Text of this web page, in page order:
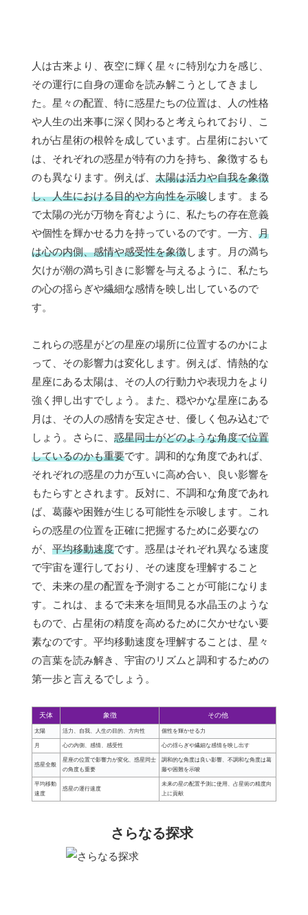
人は古来より、夜空に輝く星々に特別な力を感じ、
その運行に自身の運命を読み解こうとしてきまし
た。星々の配置、特に惑星たちの位置は、人の性格
や人生の出来事に深く関わると考えられており、こ
れが占星術の根幹を成しています。占星術において
は、それぞれの惑星が特有の力を持ち、象徴するも
のも異なります。例えば、 太陽は活力や自我を象徴
し、人生における目的や方向性を示唆します。まる
で太陽の光が万物を育むように、私たちの存在意義
や個性を輝かせる力を持っているのです。一方、 月
は心の内側、感情や感受性を象徴します。月の満ち
欠けが潮の満ち引きに影響を与えるように、私たち
の心の揺らぎや繊細な感情を映し出しているので
す。
これらの惑星がどの星座の場所に位置するのかによ
って、その影響力は変化します。例えば、情熱的な
星座にある太陽は、その人の行動力や表現力をより
強く押し出すでしょう。また、穏やかな星座にある
月は、その人の感情を安定させ、優しく包み込むで
しょう。さらに、 惑星同士がどのような角度で位置
しているのかも重要です。調和的な角度であれば、
それぞれの惑星の力が互いに高め合い、良い影響を
もたらすとされます。反対に、不調和な角度であれ
ば、葛藤や困難が生じる可能性を示唆します。これ
らの惑星の位置を正確に把握するために必要なの
が、 平均移動速度です。惑星はそれぞれ異なる速度
で宇宙を運行しており、その速度を理解すること
で、未来の星の配置を予測することが可能になりま
す。これは、まるで未来を垣間見る水晶玉のような
もので、占星術の精度を高めるために欠かせない要
素なのです。平均移動速度を理解することは、星々
の言葉を読み解き、宇宙のリズムと調和するための
第一歩と言えるでしょう。
天体 象徴 その他
太陽 活力、自我、人生の目的、方向性 個性を輝かせる力
月 心の内側、感情、感受性 心の揺らぎや繊細な感情を映し出す
惑星全般
星座の位置で影響力が変化、惑星同士
の角度も重要
調和的な角度は良い影響、不調和な角度は葛
藤や困難を示唆
平均移動
速度
惑星の運行速度
未来の星の配置予測に使用、占星術の精度向
上に貢献
さらなる探求